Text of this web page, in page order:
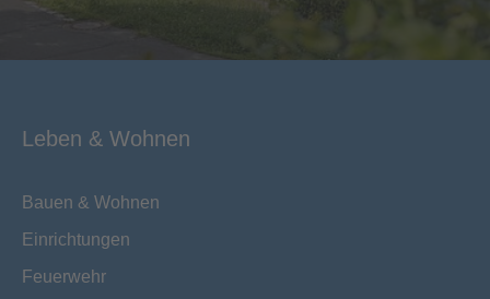
Leben & Wohnen
Bauen & Wohnen
Einrichtungen
Feuerwehr